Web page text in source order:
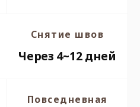
Снятие швов
Через 4~12 дней
Повседневная